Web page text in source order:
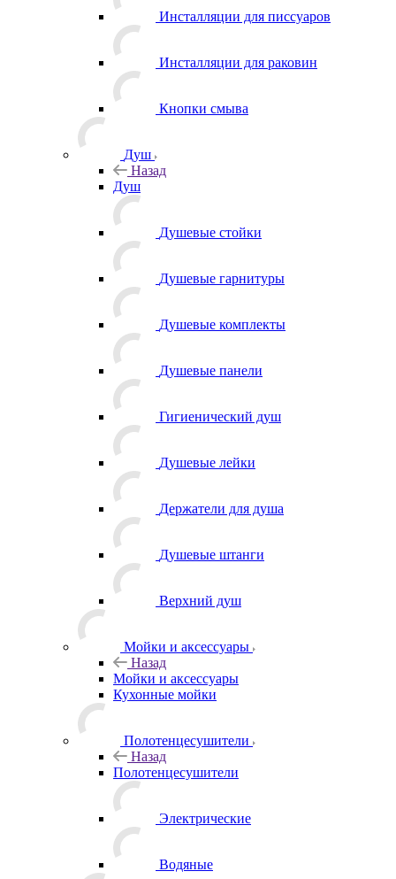
Инсталляции для писсуаров
Инсталляции для раковин
Кнопки смыва
Душ
Назад
Душ
Душевые стойки
Душевые гарнитуры
Душевые комплекты
Душевые панели
Гигиенический душ
Душевые лейки
Держатели для душа
Душевые штанги
Верхний душ
Мойки и аксессуары
Назад
Мойки и аксессуары
Кухонные мойки
Полотенцесушители
Назад
Полотенцесушители
Электрические
Водяные